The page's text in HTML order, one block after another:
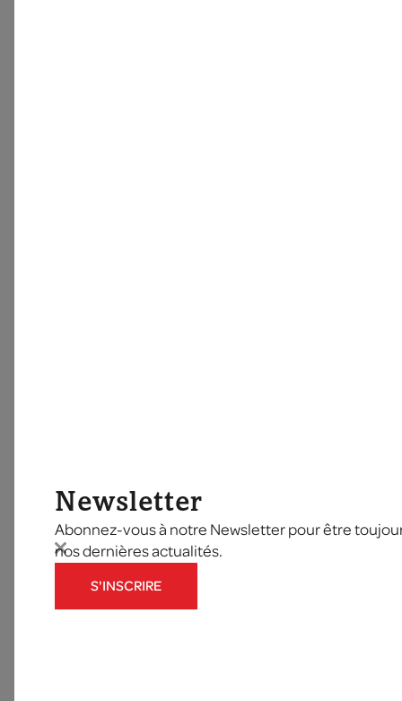
Newsletter
Abonnez-vous à notre Newsletter pour être
nos dernières actualités.
S'INSCRIRE